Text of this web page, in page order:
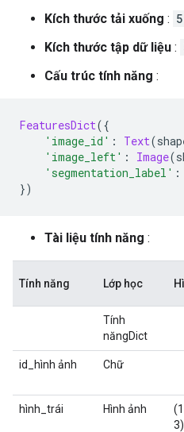
Kích thước tải xuống :
Kích thước tập dữ liệu :
Cấu trúc tính năng :
FeaturesDict({
'image_id' : Text(
'image_left' : Image(
'segmentation_label' :
})
Tài liệu tính năng :
Tính năng Lớp học
Tính
năngDict
id_hình ảnh Chữ
hình_trái Hình ảnh
3)